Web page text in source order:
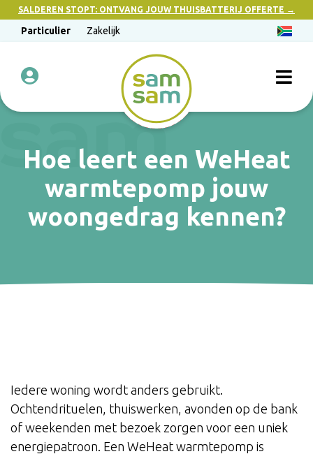
SALDEREN STOPT: ONTVANG JOUW THUISBATTERIJ OFFERTE →
Particulier Zakelijk
Hoe leert een WeHeat
warmtepomp jouw
woongedrag kennen?
Iedere woning wordt anders gebruikt.
Ochtendrituelen, thuiswerken, avonden op de bank
of weekenden met bezoek zorgen voor een uniek
energiepatroon. Een WeHeat warmtepomp is